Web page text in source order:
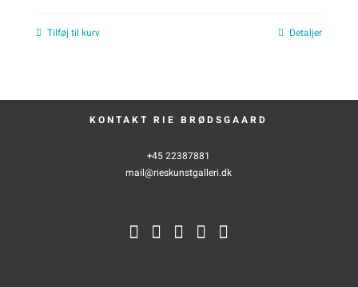
Tilføj til kurv Detaljer
KONTAKT RIE BRØDSGAARD
+45 22387881
mail@rieskunstgalleri.dk